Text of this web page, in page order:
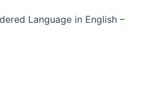
Language in English –